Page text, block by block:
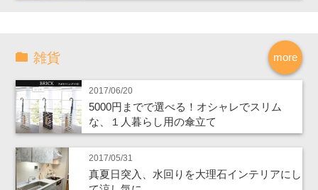
more
雑貨
2017/06/20
5000円までで選べる！オシャレでスリム
な、１人暮らし用の傘立て
2017/05/31
真夏日突入、水回りを大理石インテリアにし